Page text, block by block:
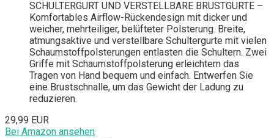
SCHULTERGURT UND VERSTELLBARE BRUSTGURTE –
Komfortables Airflow-Rückendesign mit dicker und
weicher, mehrteiliger, belüfteter Polsterung. Breite,
atmungsaktive und verstellbare Schultergurte mit vielen
Schaumstoffpolsterungen entlasten die Schultern. Zwei
Griffe mit Schaumstoffpolsterung erleichtern das
Tragen von Hand bequem und einfach. Entwerfen Sie
eine Brustschnalle, um das Gewicht der Ladung zu
reduzieren.
29,99 EUR
Bei Amazon ansehen